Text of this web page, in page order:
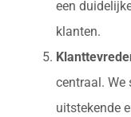
een
klanten.
centraal. We
uitstekende